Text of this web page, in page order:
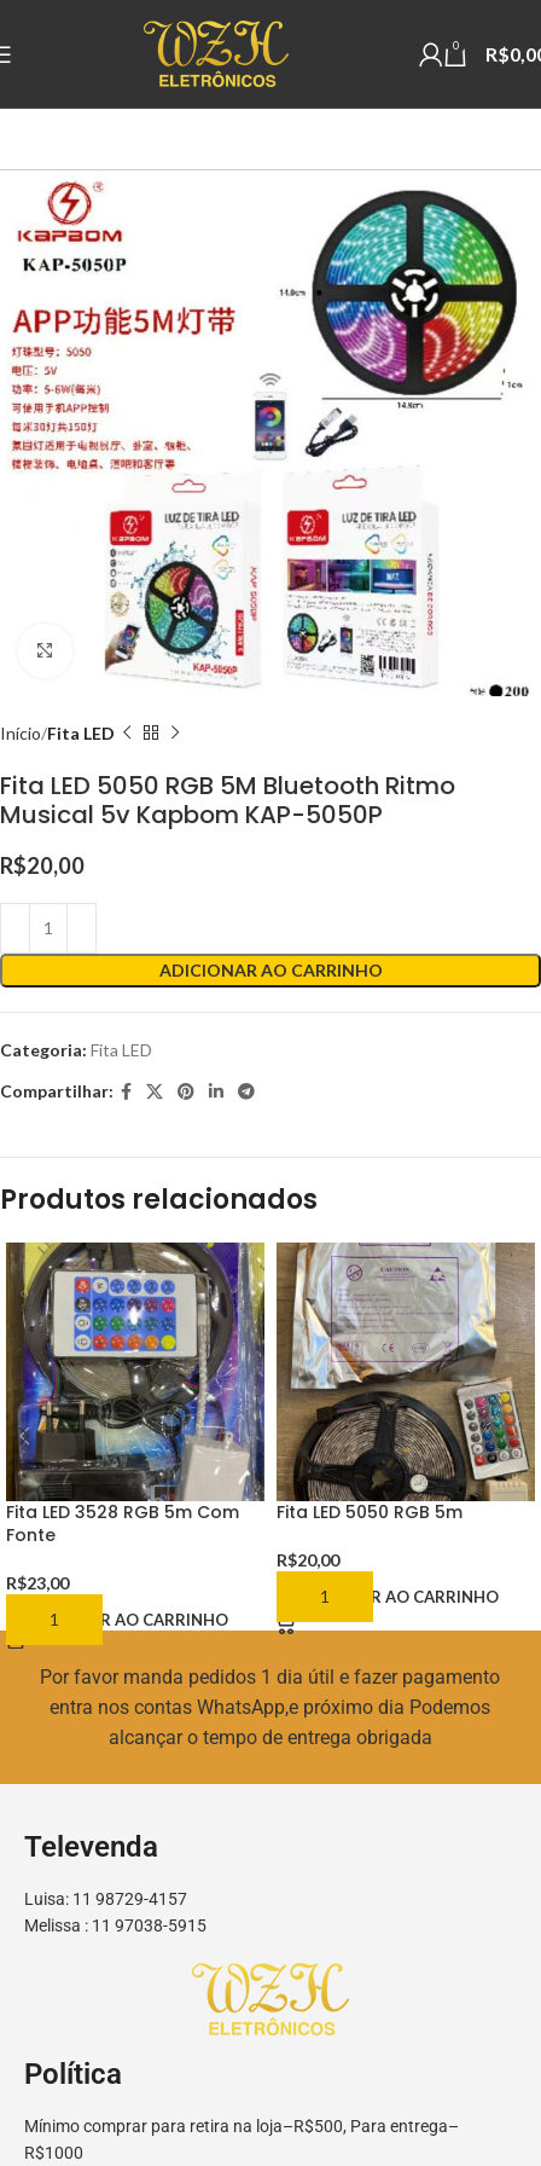
0 R$
Clique para ampliar
Início Fita LED
Fita LED 5050 RGB 5M Bluetooth Ritmo
Musical 5v Kapbom KAP-5050P
R$20,00
ADICIONAR AO CARRINHO
Categoria: Fita LED
Compartilhar:
Produtos relacionados
Fita LED 3528 RGB 5m Com
Fonte
R$23,00
ADICIONAR AO CARRINHO
Fita LED 5050 RGB 5m
R$20,00
ADICIONAR AO CARRINHO
Por favor manda pedidos 1 dia útil e fazer pagamento
entra nos contas WhatsApp,e próximo dia Podemos
alcançar o tempo de entrega obrigada
Televenda
Luisa: 11 98729-4157
Melissa : 11 97038-5915
Política
Mínimo comprar para retira na loja–R$500, Para entrega–
R$1000